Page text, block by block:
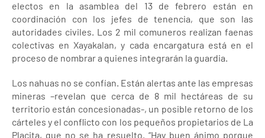
electos en la asamblea del 13 de febrero están en
coordinación con los jefes de tenencia, que son las
autoridades civiles. Los 2 mil comuneros realizan faenas
colectivas en Xayakalan, y cada encargatura está en el
proceso de nombrar a quienes integrarán la guardia.
Los nahuas no se confían. Están alertas ante las empresas
mineras –revelan que cerca de 8 mil hectáreas de su
territorio están concesionadas-, un posible retorno de los
cárteles y el conflicto con los pequeños propietarios de La
Placita, que no se ha resuelto. “Hay buen ánimo porque